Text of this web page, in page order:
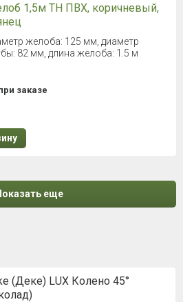
1,5м ТН ПВХ, коричневый,
желоба: 125 мм, диаметр
82 мм, длина желоба: 1.5 м
заказе
еще
(Деке) LUX Колено 45°